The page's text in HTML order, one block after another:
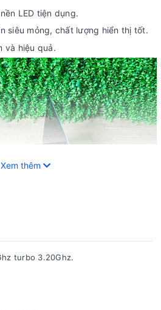
LED tiện dụng.
siêu mỏng, chất lượng hiển thị tốt.
và hiệu quả.
hình hiển thị đẹp, cảm ứng đa điểm thuận tiện
Xem thêm
turbo 3.20Ghz.